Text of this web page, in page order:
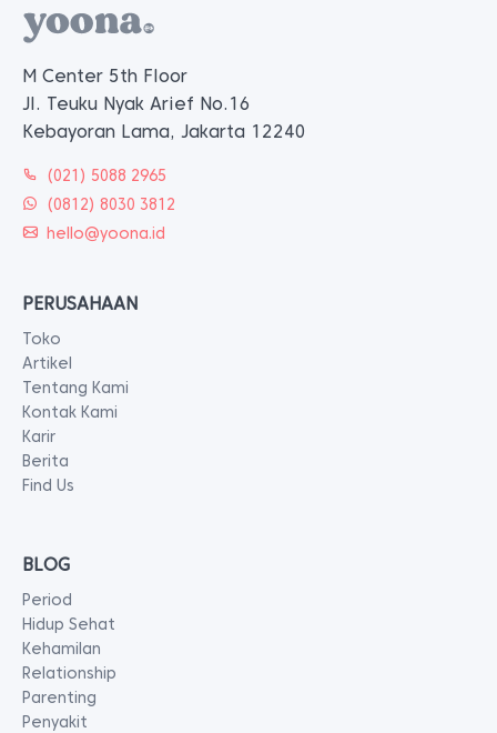
M Center 5th Floor
Jl. Teuku Nyak Arief No.16
Kebayoran Lama, Jakarta 12240
(021) 5088 2965
(0812) 8030 3812
hello@yoona.id
PERUSAHAAN
Toko
Artikel
Tentang Kami
Kontak Kami
Karir
Berita
Find Us
BLOG
Period
Hidup Sehat
Kehamilan
Relationship
Parenting
Penyakit